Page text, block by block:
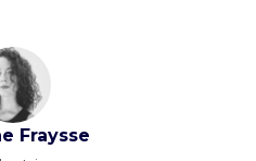
Fraysse